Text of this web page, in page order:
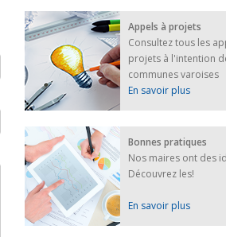
FEUILLETER
FRANÇAIS/UKRAINIEN
25 avril 2022
Afin
d’accompagner
au mieux les
réfugiés
ukrainiens arrivés
en France,...
FEUILLETER
Appels à projets
Consultez tous les
projets à l'intention
communes varoises
En savoir plus
Bonnes pratiques
Nos maires ont des
Découvrez les!
En savoir plus